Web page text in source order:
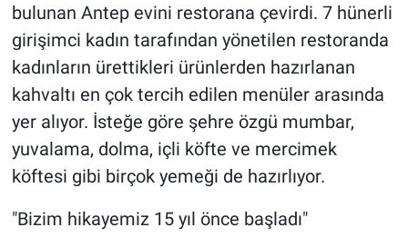
bulunan Antep evini restorana çevirdi. 7 hünerli
girişimci kadın tarafından yönetilen restoranda
kadınların ürettikleri ürünlerden hazırlanan
kahvaltı en çok tercih edilen menüler arasında
yer alıyor. İsteğe göre şehre özgü mumbar,
yuvalama, dolma, içli köfte ve mercimek
köftesi gibi birçok yemeği de hazırlıyor.
"Bizim hikayemiz 15 yıl önce başladı"